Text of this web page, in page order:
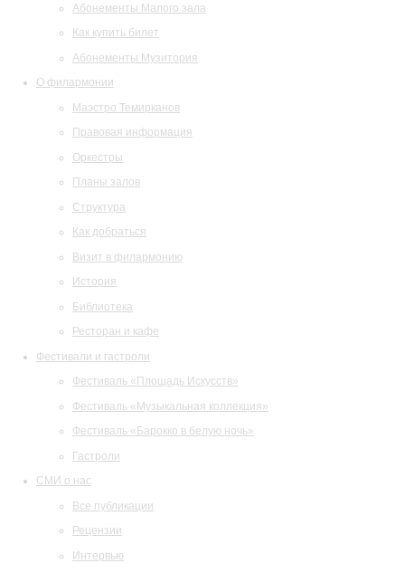
Абонементы Малого зала
Как купить билет
Абонементы Музитория
О филармонии
Маэстро Темирканов
Правовая информация
Оркестры
Планы залов
Структура
Как добраться
Визит в филармонию
История
Библиотека
Ресторан и кафе
Фестивали и гастроли
Фестиваль «Площадь Искусств»
Фестиваль «Музыкальная коллекция»
Фестиваль «Барокко в белую ночь»
Гастроли
СМИ о нас
Все публикации
Рецензии
Интервью